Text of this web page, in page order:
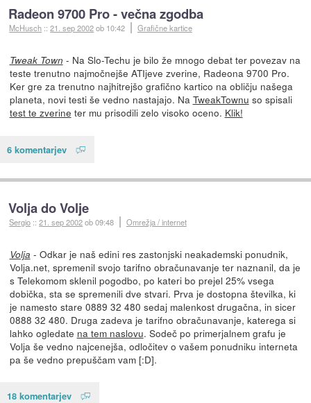
Radeon 9700 Pro - večna zgodba
McHusch ::21. sep 2002ob 10:42 Grafične kartice
Tweak Town - Na Slo-Techu je bilo že mnogo debat ter povezav na
teste trenutno najmočnejše ATIjeve zverine, Radeona 9700 Pro.
Ker gre za trenutno najhitrejšo grafično kartico na obličju našega
planeta, novi testi še vedno nastajajo. Na TweakTownu so spisali
test te zverine ter mu prisodili zelo visoko oceno. Klik!
6 komentarjev
Volja do Volje
Sergio ::21. sep 2002ob 09:48 Omrežja / internet
Volja - Odkar je naš edini res zastonjski neakademski ponudnik,
Volja.net, spremenil svojo tarifno obračunavanje ter naznanil, da je
s Telekomom sklenil pogodbo, po kateri bo prejel 25% vsega
dobička, sta se spremenili dve stvari. Prva je dostopna številka, ki
je namesto stare 0889 32 480 sedaj malenkost drugačna, in sicer
0888 32 480. Druga zadeva je tarifno obračunavanje, katerega si
lahko ogledate na tem naslovu. Sodeč po primerjalnem grafu je
Volja še vedno najcenejša, odločitev o vašem ponudniku interneta
pa še vedno prepuščam vam [:D].
18 komentarjev